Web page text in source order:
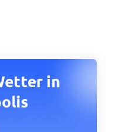
in